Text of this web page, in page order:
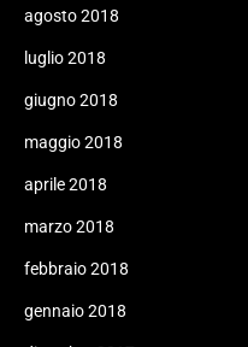
agosto 2018
luglio 2018
giugno 2018
maggio 2018
aprile 2018
marzo 2018
febbraio 2018
gennaio 2018